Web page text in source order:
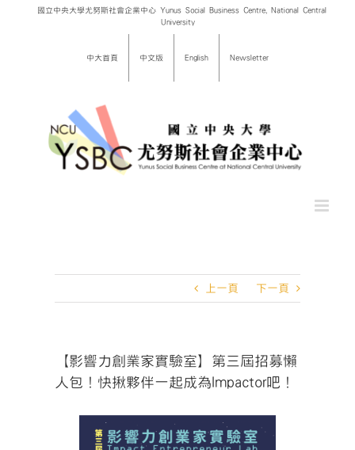
國立中央大學尤努斯社會企業中心 Yunus Social Business Centre, National Central
University
中大首頁 中文版 English Newsletter
上一頁 下一頁
【影響力創業家實驗室】第三屆招募懶
人包！快揪夥伴一起成為Impactor吧！